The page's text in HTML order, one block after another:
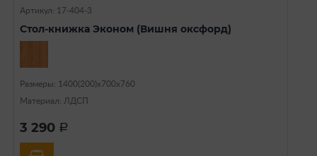
Артикул: 17-404-3
Стол-книжка Эконом (Вишня оксфорд)
Размеры: 1400(200)х700х760
Материал: ЛДСП
3 290 a